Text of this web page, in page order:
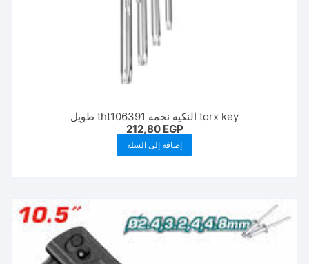
torx key النكيه نجمه tht106391 طويل
212,80 EGP
إضافة إلى السلة